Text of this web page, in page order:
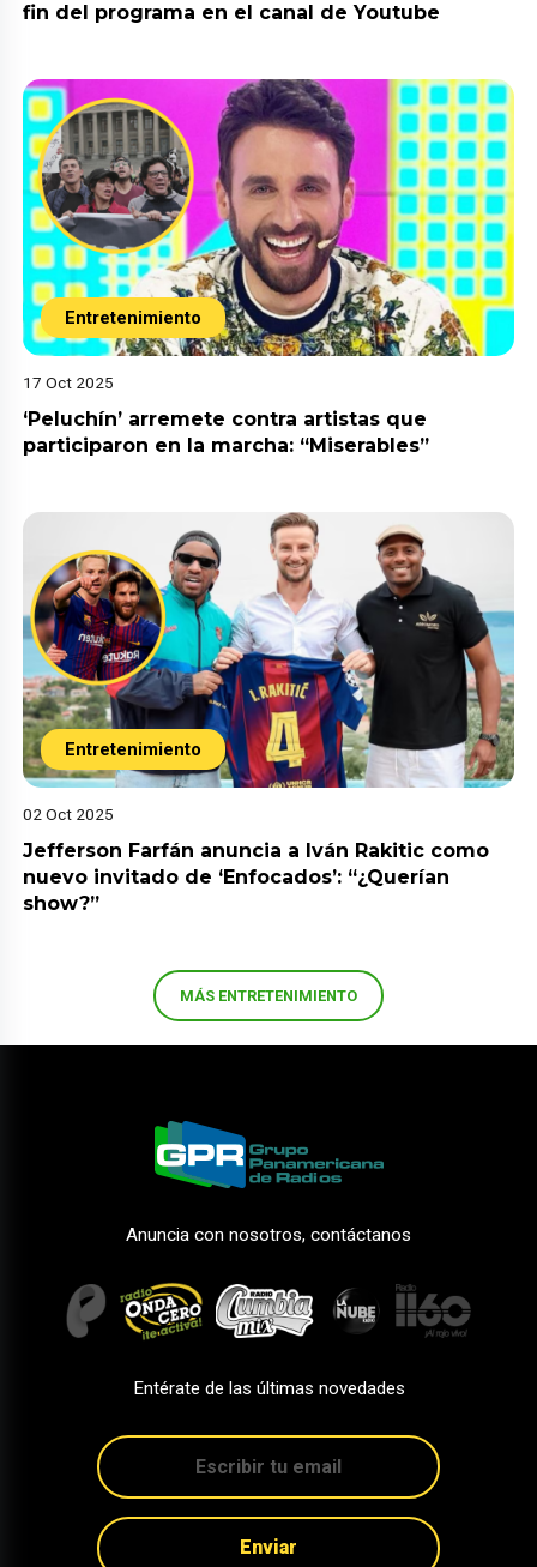
fin del programa en el canal de Youtube
Entretenimiento
17 Oct 2025
‘Peluchín’ arremete contra artistas que
participaron en la marcha: “Miserables”
Entretenimiento
02 Oct 2025
Jefferson Farfán anuncia a Iván Rakitic como
nuevo invitado de ‘Enfocados’: “¿Querían
show?”
MÁS ENTRETENIMIENTO
Anuncia con nosotros, contáctanos
Entérate de las últimas novedades
Enviar